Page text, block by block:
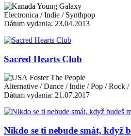
Young Galaxy
Electronica / Indie / Synthpop
Dátum vydania: 23.04.2013
Sacred Hearts Club
Foster The People
Alternative / Dance / Indie / Pop / Rock /
Dátum vydania: 21.07.2017
Nikdo se ti nebude smát, když